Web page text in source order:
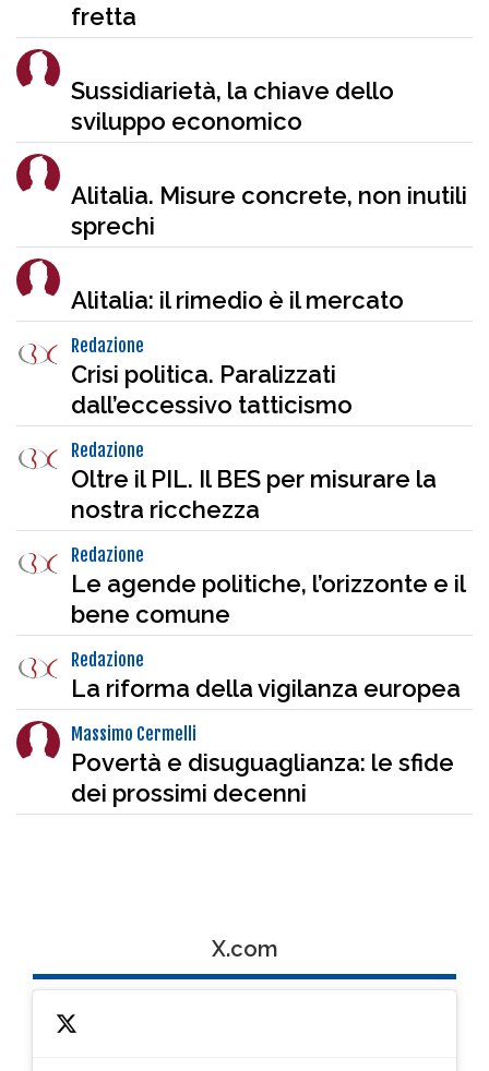
fretta
Sussidiarietà, la chiave dello
sviluppo economico
Alitalia. Misure concrete, non inutili
sprechi
Alitalia: il rimedio è il mercato
Redazione
Crisi politica. Paralizzati
dall’eccessivo tatticismo
Redazione
Oltre il PIL. Il BES per misurare la
nostra ricchezza
Redazione
Le agende politiche, l’orizzonte e il
bene comune
Redazione
La riforma della vigilanza europea
Massimo Cermelli
Povertà e disuguaglianza: le sfide
dei prossimi decenni
X.com